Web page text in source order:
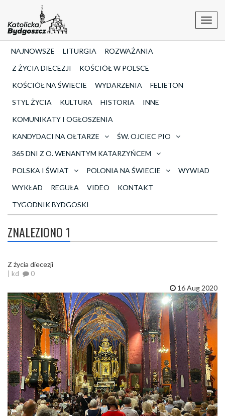
NAJNOWSZE LITURGIA
ROZWAŻANIA
Z ŻYCIA DIECEZJI
KOŚCIÓŁ W POLSCE
KOŚCIÓŁ NA ŚWIECIE
WYDARZENIA
FELIETON
STYL ŻYCIA
KULTURA HISTORIA
INNE
KOMUNIKATY I OGŁOSZENIA
KANDYDACI NA OŁTARZE
ŚW. OJCIEC PIO
365 DNI Z O. WENANTYM KATARZYŃCEM
POLSKA I ŚWIAT
POLONIA NA ŚWIECIE
WYWIAD
WYKŁAD
REGUŁA VIDEO
KONTAKT
TYGODNIK BYDGOSKI
ZNALEZIONO 1
Z życia diecezji
| kd 0
16 Aug 2020